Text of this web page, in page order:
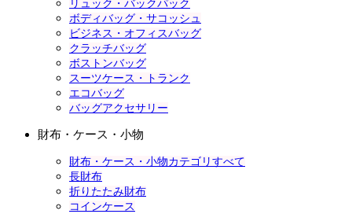
リュック・バックパック
ボディバッグ・サコッシュ
ビジネス・オフィスバッグ
クラッチバッグ
ボストンバッグ
スーツケース・トランク
エコバッグ
バッグアクセサリー
財布・ケース・小物
財布・ケース・小物カテゴリすべて
長財布
折りたたみ財布
コインケース